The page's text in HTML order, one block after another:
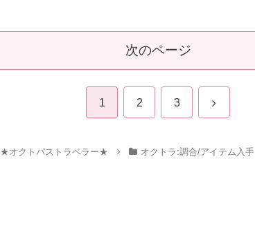
次のページ
1 2 3
★オクトパストラベラー★ オクトラ:調合/アイテム入手